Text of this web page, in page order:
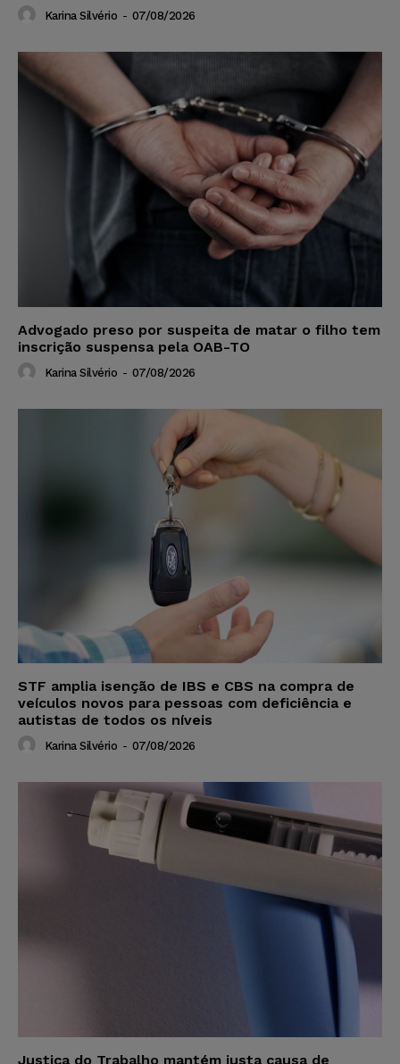
Karina Silvério - 07/08/2026
Advogado preso por suspeita de matar o filho tem
inscrição suspensa pela OAB-TO
Karina Silvério - 07/08/2026
STF amplia isenção de IBS e CBS na compra de
veículos novos para pessoas com deficiência e
autistas de todos os níveis
Karina Silvério - 07/08/2026
Justiça do Trabalho mantém justa causa de